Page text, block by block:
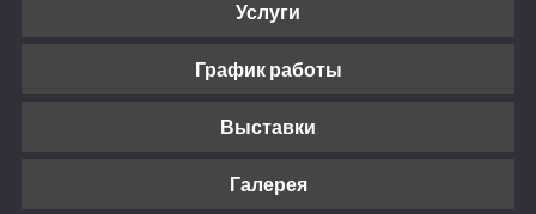
Услуги
График работы
Выставки
Галерея